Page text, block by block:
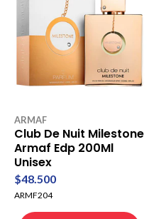
ARMAF
Club De Nuit Milestone
Armaf Edp 200Ml
Unisex
$48.500
ARMF204